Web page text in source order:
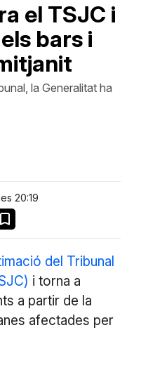
el TSJC i
bars i
la Generalitat ha
20:19
del Tribunal
i torna a
a partir de la
afectades per